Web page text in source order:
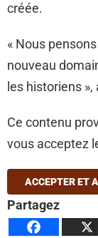
créée.
« Nous
nouveau
les historiens
Ce contenu
vous acceptez
ACCEPTER ET
Partagez